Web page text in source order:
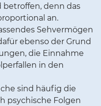
denn das
an.
Sehvermögen
ebenso der Grund
die Einnahme
in den
sind häufig die
psychische Folgen